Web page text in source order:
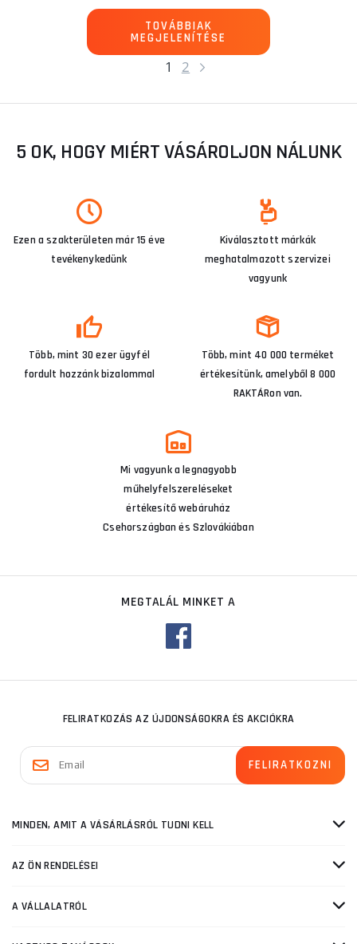
1 2
TOVÁBBIAK
MEGJELENÍTÉSE
5 OK, HOGY MIÉRT VÁSÁROLJON NÁLUNK
Ezen a szakterületen már 15 éve
tevékenykedünk
Kiválasztott márkák
meghatalmazott szervizei
vagyunk
Több, mint 30 ezer ügyfél
fordult hozzánk bizalommal
Több, mint 40 000 terméket
értékesítünk, amelyből 8 000
RAKTÁRon van.
Mi vagyunk a legnagyobb
műhelyfelszereléseket
értékesítő webáruház
Csehországban és Szlovákiában
MEGTALÁL MINKET A
FELIRATKOZÁS AZ ÚJDONSÁGOKRA ÉS AKCIÓKRA
MINDEN, AMIT A VÁSÁRLÁSRÓL TUDNI KELL
AZ ÖN RENDELÉSEI
A VÁLLALATRÓL